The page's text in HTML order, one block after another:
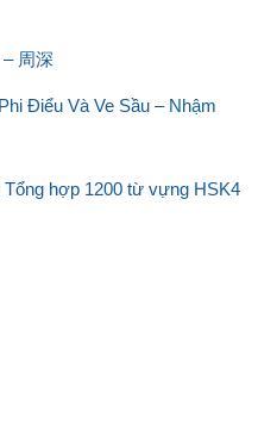
周深
Điểu Và Ve Sầu – Nhậm
hợp 1200 từ vựng HSK4